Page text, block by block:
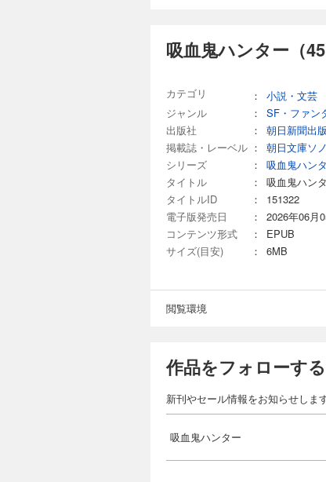
吸血鬼ハンター（
カテゴリ ：
小説・文芸
ジャンル
： SF・ファン
出版社
：
朝日新聞出版
掲載誌・レーベル ：
朝日文庫ソ
シリーズ
：
吸血鬼ハン
タイトル
：
吸血鬼ハン
タイトルID
：
151322
電子版発売日
：
2026年06月
コンテンツ形式
：
EPUB
サイズ(目安)
： 6MB
閲覧環境
作品をフォローする
新刊やセール情報をお知らせします
吸血鬼ハンター